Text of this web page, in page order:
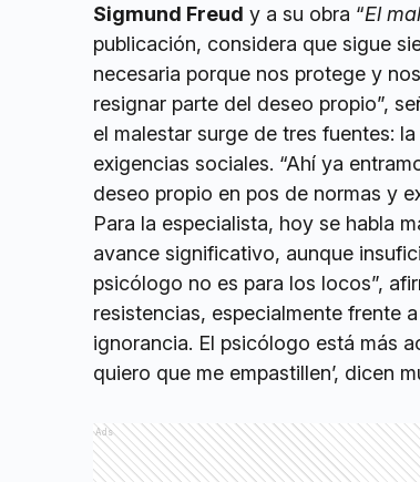
Sigmund Freud y a su obra “El
publicación, considera que sigue
necesaria porque nos protege y
resignar parte del deseo propio”,
el malestar surge de tres fuentes:
exigencias sociales. “Ahí ya
deseo propio en pos de normas y
Para la especialista, hoy se habla
avance significativo, aunque
psicólogo no es para los locos”,
resistencias, especialmente frente
ignorancia. El psicólogo está más
quiero que me empastillen’, dicen
Ads